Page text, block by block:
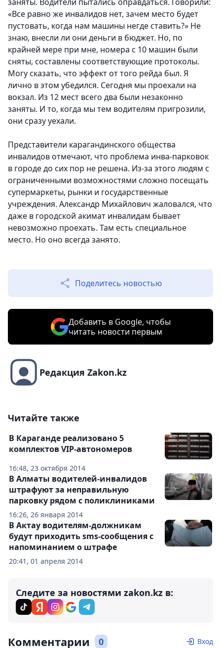
«Все равно же инвалидов нет, зачем место будет
пустовать, когда нам машины негде ставить?» Не
знаю, внесли ли они деньги в бюджет. Но, по
крайней мере при мне, номера с 10 машин были
сняты, составлены соответствующие протоколы.
Могу сказать, что эффект от того рейда был. Я
лично в этом убедился. Сегодня мы проехали на
вокзал. Из 12 мест всего два были незаконно
заняты. И то, когда мы тем водителям пригрозили,
они сразу уехали.
Представители карагандинского общества
инвалидов отмечают, что проблема инва-парковок
в городе до сих пор не решена. Из-за этого людям с
ограниченными возможностями сложно посещать
супермаркеты, рынки и государственные
учреждения. Александр Михайлович жаловался, что
даже в городской акимат инвалидам бывает
невозможно проехать. Там есть специальное
место. Но оно всегда занято.
Поделитесь новостью
Добавить в Google, чтобы
читать новости первым
Редакция Zakon.kz
Читайте также
16:48, 23 октября 2014
В Караганде реализовано 5
комплектов VIP-автономеров
16:26, 26 января 2014
В Алматы водителей-инвалидов
штрафуют за неправильную
парковку рядом с поликлиниками
20:41, 01 апреля 2014
В Актау водителям-должникам
будут приходить sms-сообщения с
напоминанием о штрафе
Следите за новостями zakon.kz в:
Комментарии 0 Вход